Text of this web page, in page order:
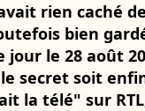
rien caché
bien
jour le 28 août
secret soit
la télé" sur